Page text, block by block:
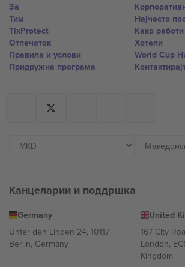
За
Тим
TixProtect
Отпечаток
Правила и услови
Придружна програма
Најчесто
Како работи
Хотели
World Cup
Канцеларии и поддршка
Germany
Unter den Linden 24, 10117
Berlin, Germany
United
167 City
London,
Kingdom